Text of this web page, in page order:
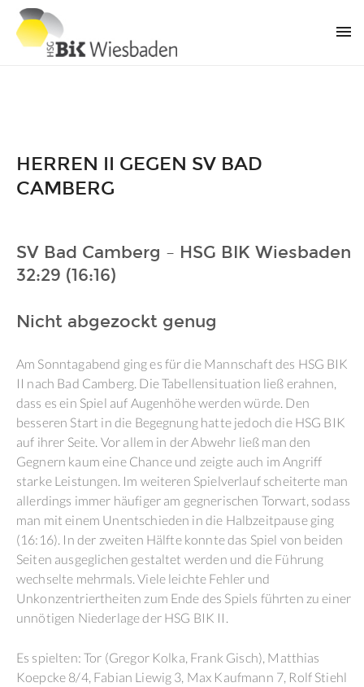
HERREN II GEGEN SV BAD
CAMBERG
SV Bad Camberg – HSG BIK Wiesbaden
32:29 (16:16)
Nicht abgezockt genug
Am Sonntagabend ging es für die Mannschaft des HSG BIK
II nach Bad Camberg. Die Tabellensituation ließ erahnen,
dass es ein Spiel auf Augenhöhe werden würde. Den
besseren Start in die Begegnung hatte jedoch die HSG BIK
auf ihrer Seite. Vor allem in der Abwehr ließ man den
Gegnern kaum eine Chance und zeigte auch im Angriff
starke Leistungen. Im weiteren Spielverlauf scheiterte man
allerdings immer häufiger am gegnerischen Torwart, sodass
man mit einem Unentschieden in die Halbzeitpause ging
(16:16). In der zweiten Hälfte konnte das Spiel von beiden
Seiten ausgeglichen gestaltet werden und die Führung
wechselte mehrmals. Viele leichte Fehler und
Unkonzentriertheiten zum Ende des Spiels führten zu einer
unnötigen Niederlage der HSG BIK II.
Es spielten: Tor (Gregor Kolka, Frank Gisch), Matthias
Koepcke 8/4, Fabian Liewig 3, Max Kaufmann 7, Rolf Stiehl